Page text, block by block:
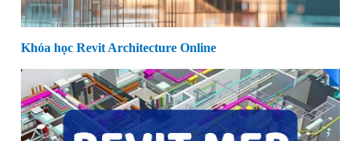
Khóa học Revit Architecture Online